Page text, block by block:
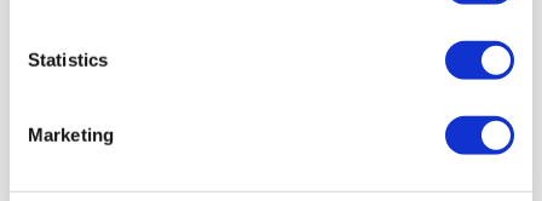
Statistics
Marketing